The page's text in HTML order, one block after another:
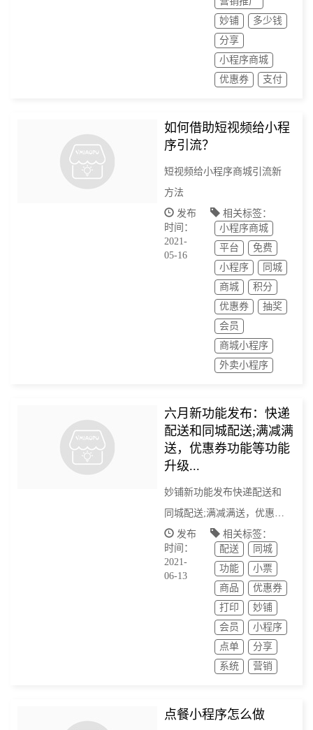
妙铺
多少钱
分享
小程序商城
优惠券
支付
如何借助短视频给小程
序引流？
短视频给小程序商城引流新
方法
发布
时间：
2021-
05-16
相关标签：
小程序商城
平台
免费
小程序
同城
商城
积分
优惠券
抽奖
会员
商城小程序
外卖小程序
六月新功能发布：快递
配送和同城配送;满减满
送，优惠券功能等功能
升级...
妙铺新功能发布快递配送和
同城配送;满减满送，优惠券
功能等功能升级...
发布
时间：
2021-
06-13
相关标签：
配送
同城
功能
小票
商品
优惠券
打印
妙铺
会员
小程序
点单
分享
系统
营销
点餐小程序怎么做